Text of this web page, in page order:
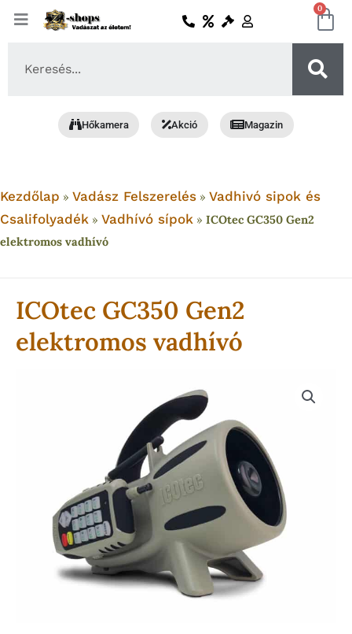
Skip
0
Hőkamera Akció Magazin
Kezdőlap » Vadász Felszerelés » Vadhivó sipok és
Csalifolyadék » Vadhívó sípok » ICOtec GC350 Gen2
elektromos vadhívó
ICOtec GC350 Gen2
elektromos vadhívó